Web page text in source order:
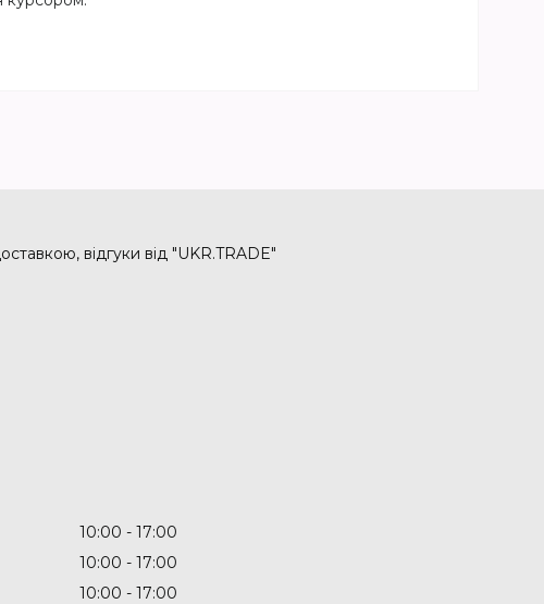
відгуки від "UKR.TRADE"
10:00
17:00
10:00
17:00
10:00
17:00